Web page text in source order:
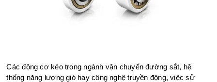
Các động cơ kéo trong ngành vận chuyển đường sắt, hệ
thống năng lượng gió hay công nghệ truyền động, việc sử